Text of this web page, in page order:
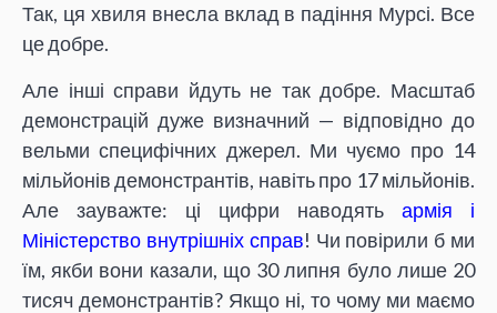
Так, ця хвиля внесла вклад в падіння Мурсі. Все
це добре.
Але інші справи йдуть не так добре. Масштаб
демонстрацій дуже визначний — відповідно до
вельми специфічних джерел. Ми чуємо про 14
мільйонів демонстрантів, навіть про 17 мільйонів.
Але зауважте: ці цифри наводять армія і
Міністерство внутрішніх справ! Чи повірили б ми
їм, якби вони казали, що 30 липня було лише 20
тисяч демонстрантів? Якщо ні, то чому ми маємо